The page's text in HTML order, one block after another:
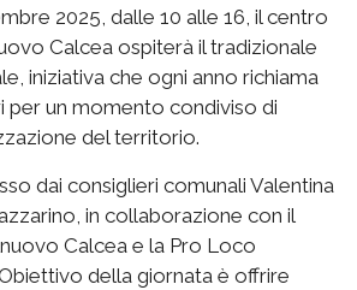
2025, dalle 10 alle 16, il centro
Calcea ospiterà il tradizionale
iniziativa che ogni anno richiama
per un momento condiviso di
del territorio.
dai consiglieri comunali Valentina
in collaborazione con il
Calcea e la Pro Loco
della giornata è offrire